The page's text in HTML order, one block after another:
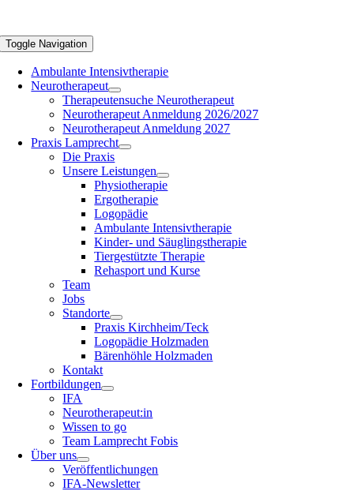
Toggle Navigation
Ambulante Intensivtherapie
Neurotherapeut
Therapeutensuche Neurotherapeut
Neurotherapeut Anmeldung 2026/2027
Neurotherapeut Anmeldung 2027
Praxis Lamprecht
Die Praxis
Unsere Leistungen
Physiotherapie
Ergotherapie
Logopädie
Ambulante Intensivtherapie
Kinder- und Säuglingstherapie
Tiergestützte Therapie
Rehasport und Kurse
Team
Jobs
Standorte
Praxis Kirchheim/Teck
Logopädie Holzmaden
Bärenhöhle Holzmaden
Kontakt
Fortbildungen
IFA
Neurotherapeut:in
Wissen to go
Team Lamprecht Fobis
Über uns
Veröffentlichungen
IFA-Newsletter